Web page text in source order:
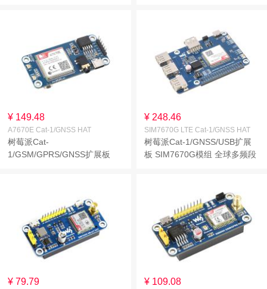
¥ 149.48
A7670E Cat-1/GNSS HAT
树莓派Cat-
1/GSM/GPRS/GNSS扩展板
¥ 248.46
SIM7670G LTE Cat-1/GNSS HAT
树莓派Cat-1/GNSS/USB扩展
板 SIM7670G模组 全球多频段
¥ 79.79 ¥ 109.08